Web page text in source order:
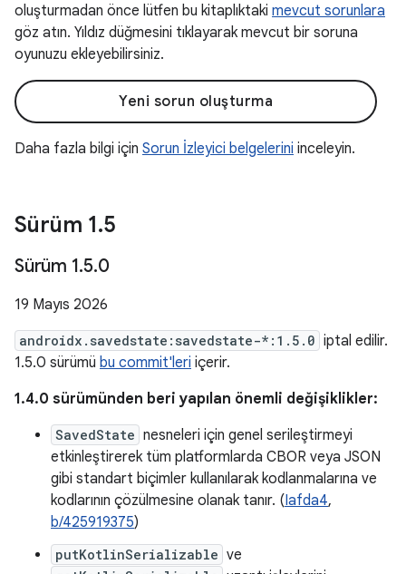
oluşturmadan önce lütfen bu kitaplıktaki mevcut sorunlara
göz atın. Yıldız düğmesini tıklayarak mevcut bir soruna
oyunuzu ekleyebilirsiniz.
Yeni sorun oluşturma
Daha fazla bilgi için Sorun İzleyici belgelerini inceleyin.
Sürüm 1.5
Sürüm 1.5.0
19 Mayıs 2026
androidx.savedstate:savedstate-*:1.5.0 iptal edilir.
1.5.0 sürümü bu commit'leri içerir.
1.4.0 sürümünden beri yapılan önemli değişiklikler:
SavedState nesneleri için genel serileştirmeyi
etkinleştirerek tüm platformlarda CBOR veya JSON
gibi standart biçimler kullanılarak kodlanmalarına ve
kodlarının çözülmesine olanak tanır. (Iafda4,
b/425919375)
putKotlinSerializable ve